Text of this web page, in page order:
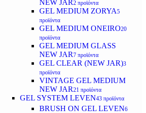
NEW JAR2 προϊόντα
GEL MEDIUM ZORYA5
προϊόντα
GEL MEDIUM ONEIRO20
προϊόντα
GEL MEDIUM GLASS
NEW JAR7 προϊόντα
GEL CLEAR (NEW JAR)3
προϊόντα
VINTAGE GEL MEDIUM
NEW JAR21 προϊόντα
GEL SYSTEM LEVEN43 προϊόντα
BRUSH ON GEL LEVEN6